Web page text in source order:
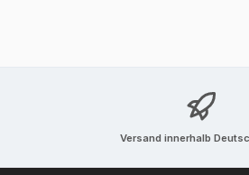
Versand innerhalb